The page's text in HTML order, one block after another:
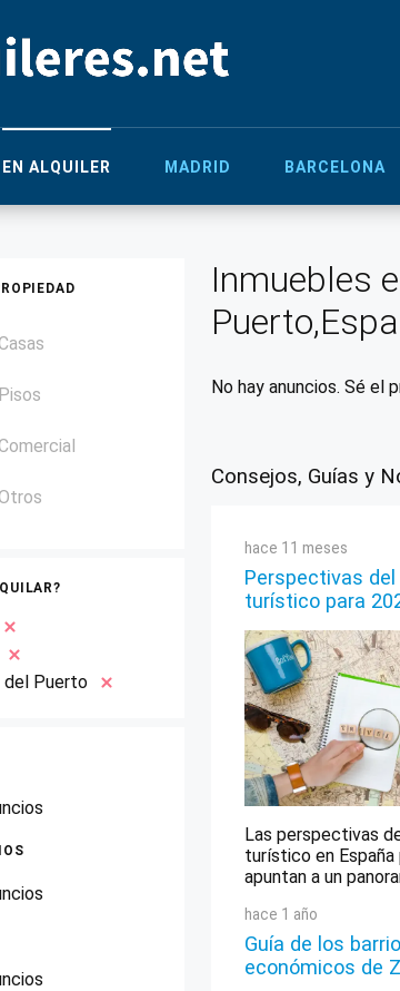
EN ALQUILER MADRID BARCELONA
Pisos
del Puerto
Inmuebles
No hay anuncios. Sé el
Consejos, Guías y
hace 11 meses
Perspectivas del
turístico para
Las perspectivas
turístico en España
apuntan a un
hace 1 año
Guía de los
económicos de